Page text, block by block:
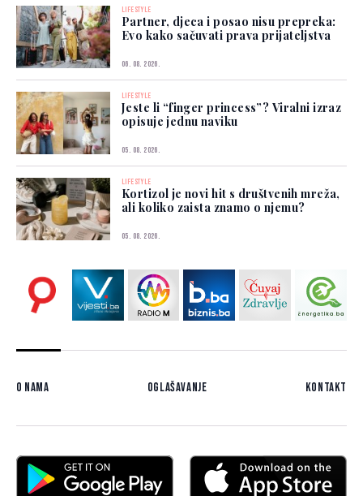
LIFESTYLE
Partner, djeca i posao nisu prepreka:
Evo kako sačuvati prava prijateljstva
06. 08. 2026.
LIFESTYLE
Jeste li “finger princess”? Viralni izraz
opisuje jednu naviku
05. 08. 2026.
LIFESTYLE
Kortizol je novi hit s društvenih mreža,
ali koliko zaista znamo o njemu?
05. 08. 2026.
O nama Oglašavanje Kontakt